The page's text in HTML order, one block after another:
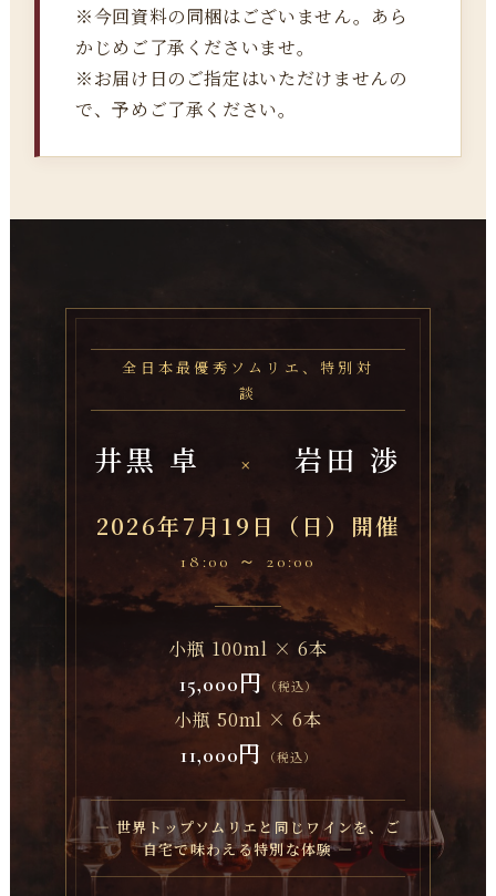
※今回資料の同梱はございません。あら
かじめご了承くださいませ。
※お届け日のご指定はいただけませんの
で、予めご了承ください。
全日本最優秀ソムリエ、特別対
談
井黒 卓 × 岩田 渉
2026年7月19日（日）開催
18:00 ～ 20:00
小瓶 100ml × 6本
15,000円 （税込）
小瓶 50ml × 6本
11,000円 （税込）
― 世界トップソムリエと同じワインを、ご
自宅で味わえる特別な体験 ―